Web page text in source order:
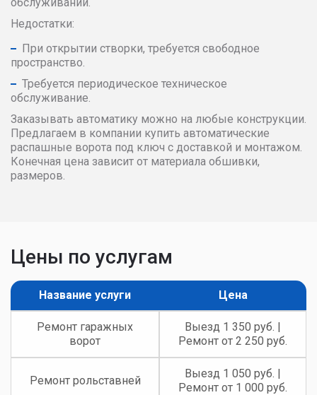
Недостатки:
При открытии створки, требуется свободное
пространство.
Требуется периодическое техническое
обслуживание.
Заказывать автоматику можно на любые конструкции.
Предлагаем в компании купить автоматические
распашные ворота под ключ с доставкой и монтажом.
Конечная цена зависит от материала обшивки,
размеров.
Цены по услугам
Название услуги Цена
Ремонт гаражных
ворот
Выезд 1 350 руб. |
Ремонт от 2 250 руб.
Ремонт рольставней
Выезд 1 050 руб. |
Ремонт от 1 000 руб.